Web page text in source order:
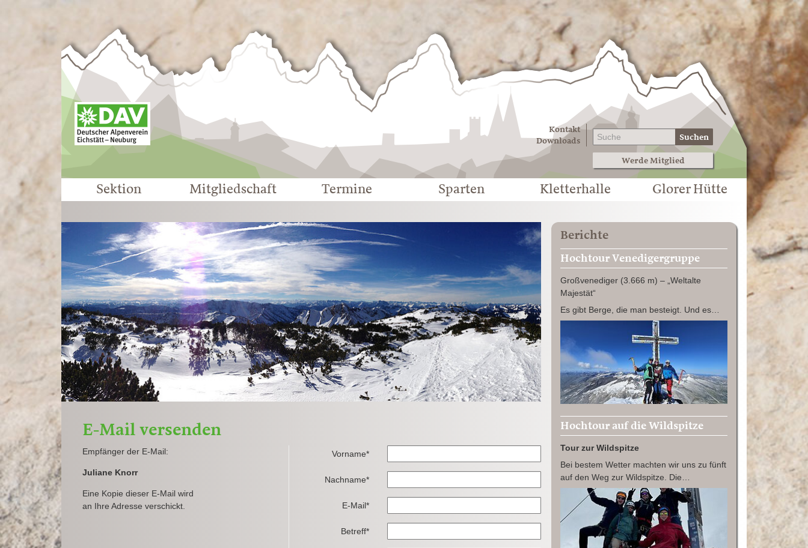
Sektion
Eichstätt
Kontakt
Downloads
Suchen
Werde Mitglied
Sektion Mitgliedschaft Termine Sparten Kletterhalle Glorer Hütte
E-Mail versenden
Empfänger der E-Mail:
Juliane Knorr
Eine Kopie dieser E-Mail wird
an Ihre Adresse verschickt.
Vorname*
Nachname*
E-Mail*
Betreff*
Berichte
Hochtour Venedigergruppe
Großvenediger (3.666 m) – „Weltalte
Majestät“
Es gibt Berge, die man besteigt. Und es…
Hochtour auf die Wildspitze
Tour zur Wildspitze
Bei bestem Wetter machten wir uns zu fünft
auf den Weg zur Wildspitze. Die…